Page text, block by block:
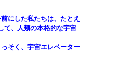
にした私たちは、たとえ
て、人類の本格的な宇宙
そく、宇宙エレベーター